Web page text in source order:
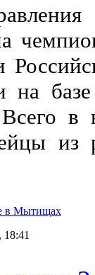
на
в
из
в Мытищах
18:41